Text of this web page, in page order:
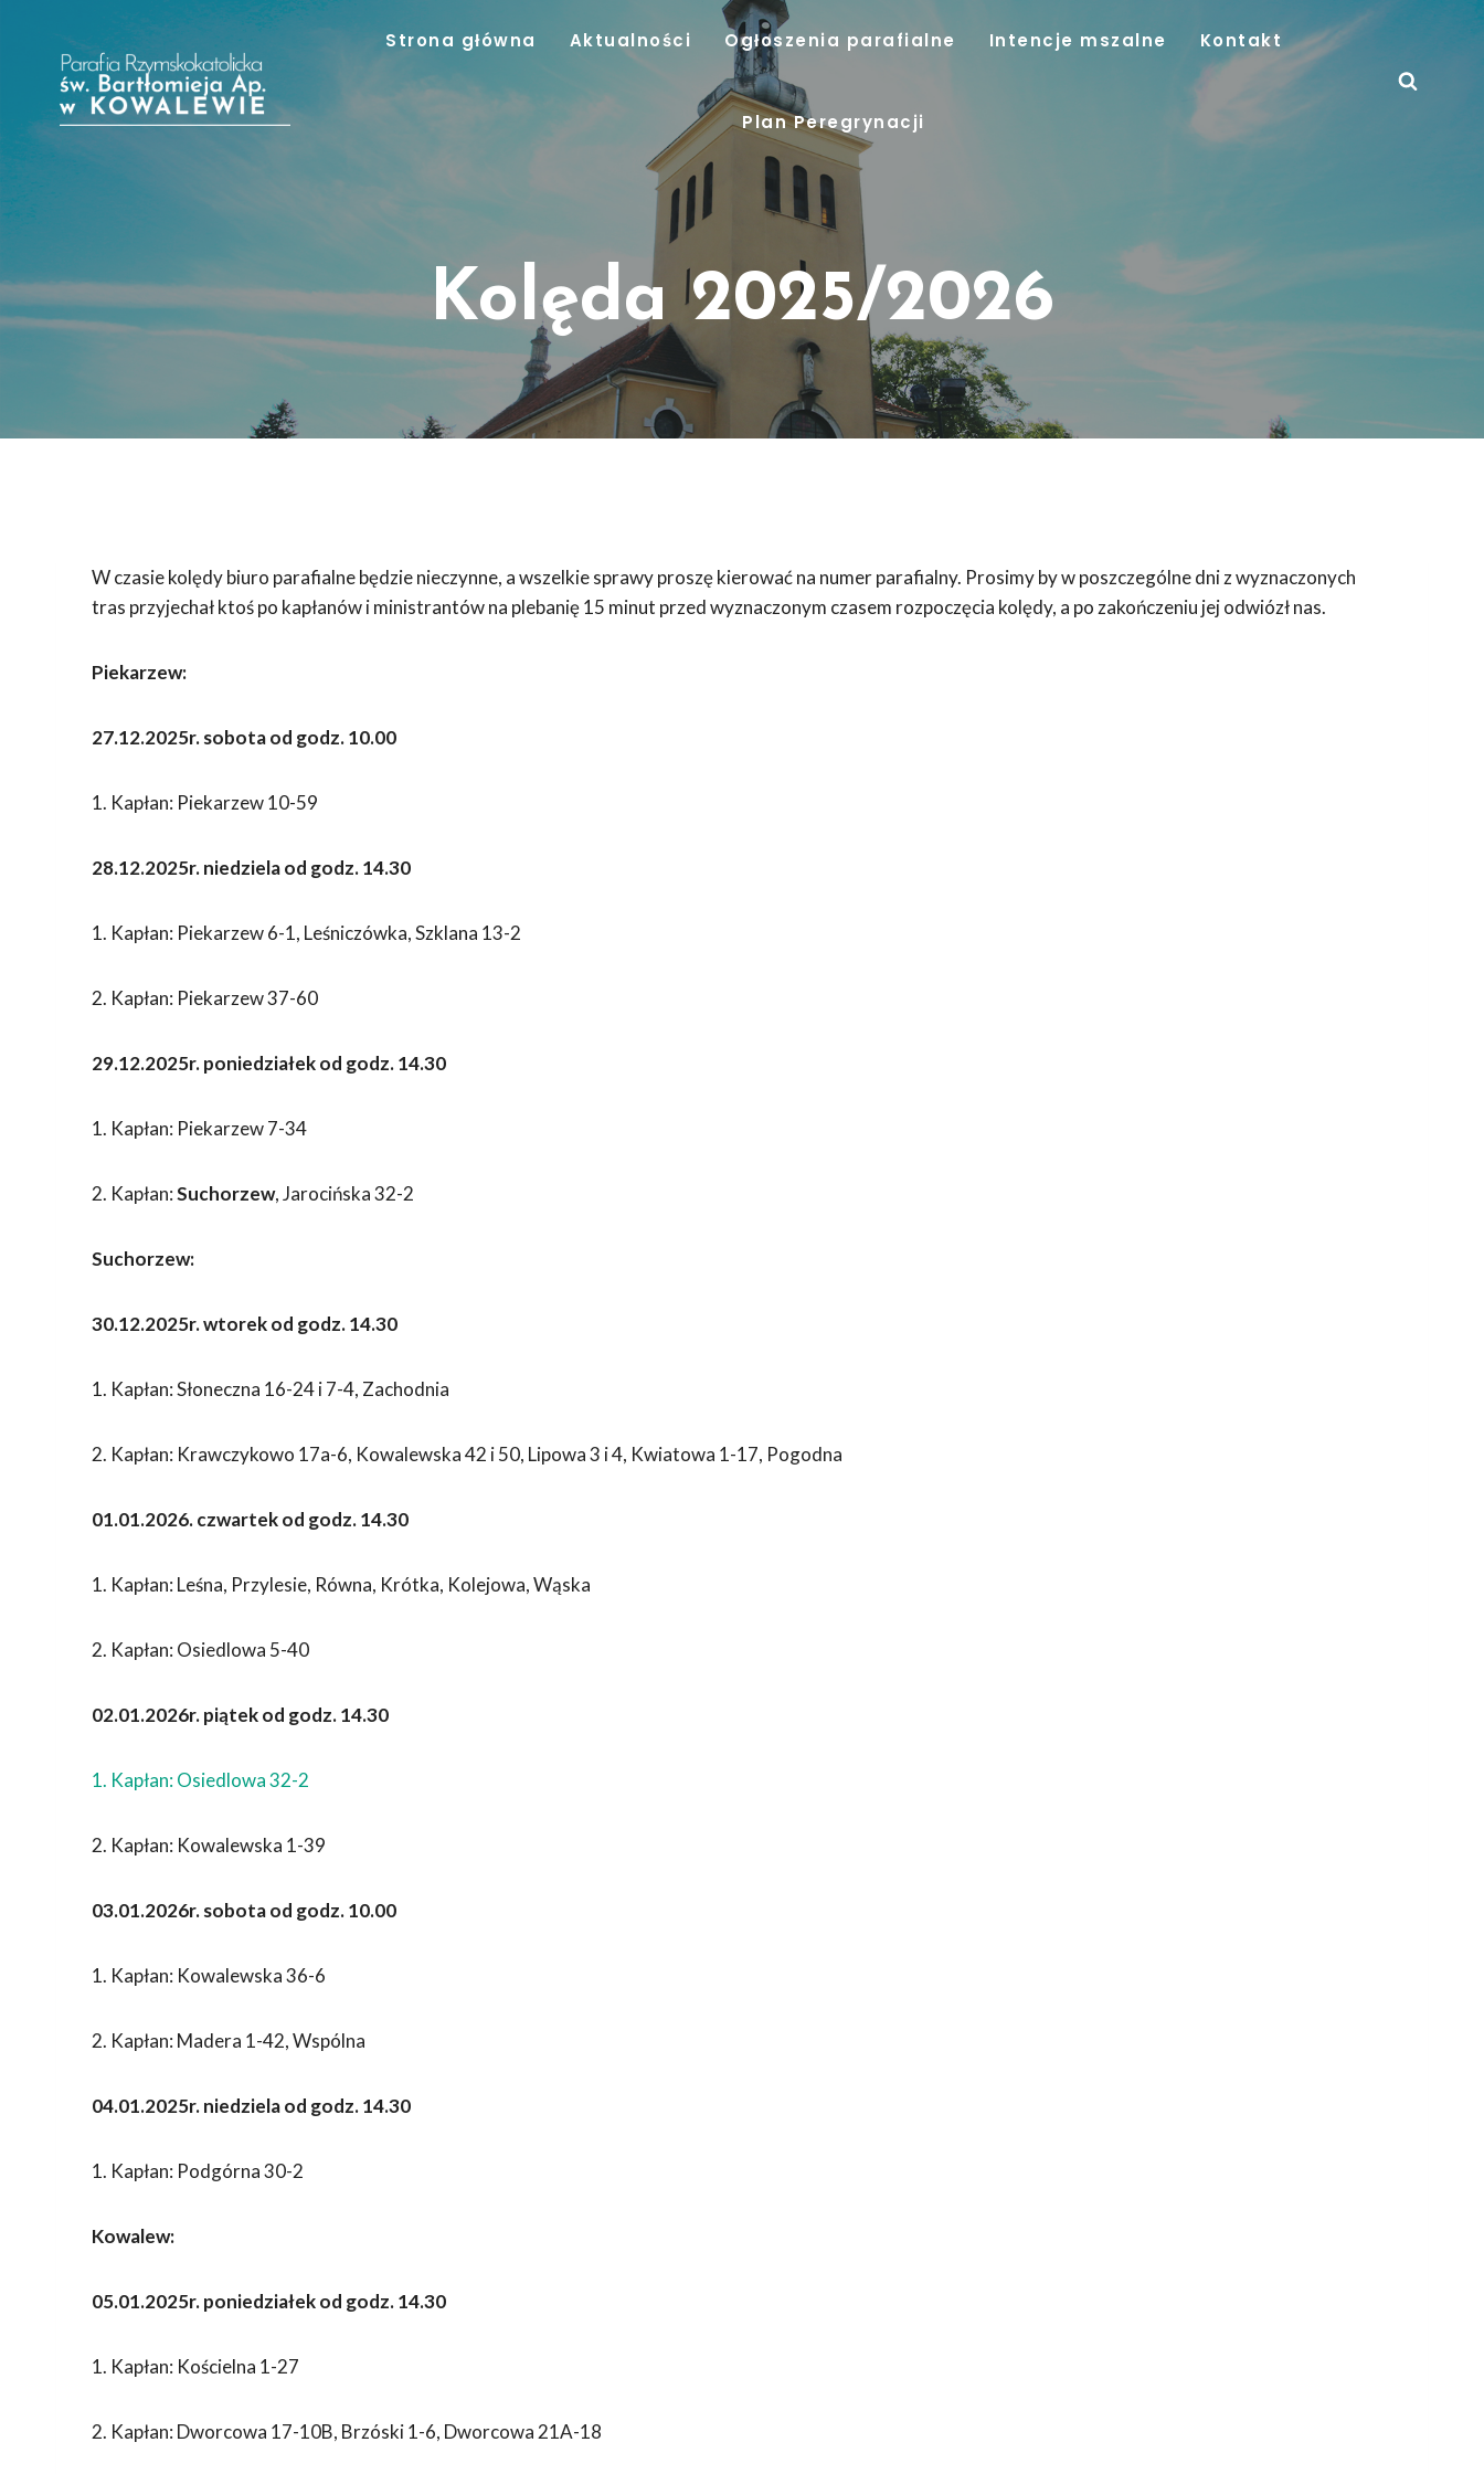
Strona główna Aktualności Ogłoszenia parafialne Intencje mszalne Kontakt
Plan Peregrynacji
Kolęda 2025/2026
W czasie kolędy biuro parafialne będzie nieczynne, a wszelkie sprawy proszę kierować na numer parafialny. Prosimy by w poszczególne dni z wyznaczonych
tras przyjechał ktoś po kapłanów i ministrantów na plebanię 15 minut przed wyznaczonym czasem rozpoczęcia kolędy, a po zakończeniu jej odwiózł nas.
Piekarzew:
27.12.2025r. sobota od godz. 10.00
1. Kapłan: Piekarzew 10-59
28.12.2025r. niedziela od godz. 14.30
1. Kapłan: Piekarzew 6-1, Leśniczówka, Szklana 13-2
2. Kapłan: Piekarzew 37-60
29.12.2025r. poniedziałek od godz. 14.30
1. Kapłan: Piekarzew 7-34
2. Kapłan:Suchorzew, Jarocińska 32-2
Suchorzew:
30.12.2025r. wtorek od godz. 14.30
1. Kapłan: Słoneczna 16-24 i 7-4, Zachodnia
2. Kapłan: Krawczykowo 17a-6, Kowalewska 42 i 50, Lipowa 3 i 4, Kwiatowa 1-17, Pogodna
01.01.2026. czwartek od godz. 14.30
1. Kapłan: Leśna, Przylesie, Równa, Krótka, Kolejowa, Wąska
2. Kapłan: Osiedlowa 5-40
02.01.2026r. piątek od godz. 14.30
1. Kapłan: Osiedlowa 32-2
2. Kapłan: Kowalewska 1-39
03.01.2026r. sobota od godz. 10.00
1. Kapłan: Kowalewska 36-6
2. Kapłan: Madera 1-42, Wspólna
04.01.2025r. niedziela od godz. 14.30
1. Kapłan: Podgórna 30-2
Kowalew:
05.01.2025r. poniedziałek od godz. 14.30
1. Kapłan: Kościelna 1-27
2. Kapłan: Dworcowa 17-10B, Brzóski 1-6, Dworcowa 21A-18